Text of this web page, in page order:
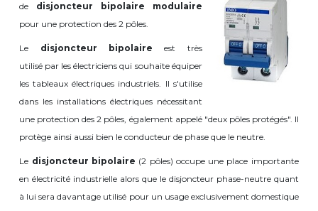
de disjoncteur bipolaire modulaire
pour une protection des 2 pôles.
Le disjoncteur bipolaire est très
utilisé par les électriciens qui souhaite équiper
les tableaux électriques industriels. Il s'utilise
dans les installations électriques nécessitant
une protection des 2 pôles, également appelé "deux pôles protégés". Il
protège ainsi aussi bien le conducteur de phase que le neutre.
Le disjoncteur bipolaire (2 pôles) occupe une place importante
en électricité industrielle alors que le disjoncteur phase-neutre quant
à lui sera davantage utilisé pour un usage exclusivement domestique